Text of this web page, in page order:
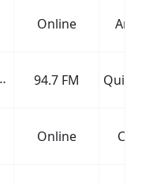
Online
94.7 FM
Online